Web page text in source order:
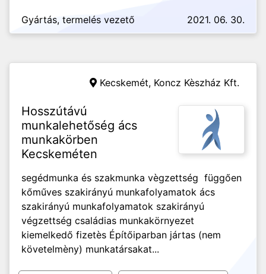
Gyártás, termelés vezető 2021. 06. 30.
Kecskemét, Koncz Kèszház Kft.
Hosszútávú
munkalehetőség ács
munkakörben
Kecskeméten
segédmunka és szakmunka vègzettség függően
kőműves szakirányú munkafolyamatok ács
szakirányú munkafolyamatok szakirányú
végzettség családias munkakörnyezet
kiemelkedő fizetès Építőiparban jártas (nem
követelmèny) munkatársakat...